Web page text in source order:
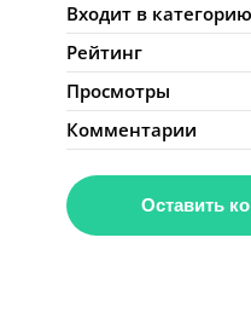
Входит в категорию
Рейтинг
Просмотры
Комментарии
Оставить